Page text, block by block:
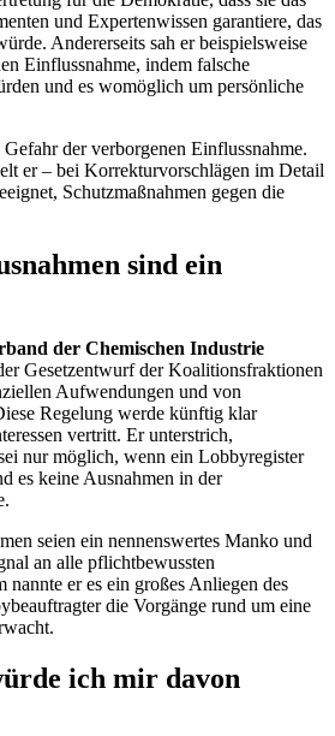
und Expertenwissen garantiere, das
Andererseits sah er beispielsweise
Einflussnahme, indem falsche
und es womöglich um persönliche
der verborgenen Einflussnahme.
er – bei Korrekturvorschlägen im Detail
Schutzmaßnahmen gegen die
sind ein
der Chemischen Industrie
Gesetzentwurf der Koalitionsfraktionen
Aufwendungen und von
Regelung werde künftig klar
vertritt. Er unterstrich,
nur möglich, wenn ein Lobbyregister
es keine Ausnahmen in der
seien ein nennenswertes Manko und
an alle pflichtbewussten
nannte er es ein großes Anliegen des
die Vorgänge rund um eine
ich mir davon